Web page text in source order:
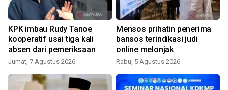
KPK imbau Rudy Tanoe
kooperatif usai tiga kali
absen dari pemeriksaan
Jumat, 7 Agustus 2026
Mensos prihatin penerima
bansos terindikasi judi
online melonjak
Rabu, 5 Agustus 2026